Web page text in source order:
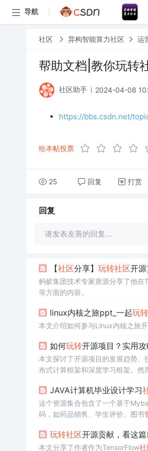
导航
社区 异构智能算力社区 运
帮助文档|教你玩转
社区助手 2024-04-08
https://bbs.csdn.net/
给本帖投票
25 回复 打赏
回复
请发表友善的回复…
【社区分享】 玩转社区开源
蚂蚁集团技术专家唐源分享了他在
等方面的内容。
linux内核之旅ppt_一起玩转
本文介绍如何参与Linux内核之旅
如何玩转开源项目？实用
本文探讨了开源项目的发展趋势
布式计算框架和深度学习框架。
JAVA计算机毕业设计学习
这个资源集合包含了一个基于
码，如药品销售、学生评价、图书
玩转社区开源贡献，看这篇
本文分享了作者作为TensorFlow社